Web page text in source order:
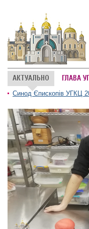
АКТУАЛЬНО ГЛАВА
Синод Єпископів УГКЦ